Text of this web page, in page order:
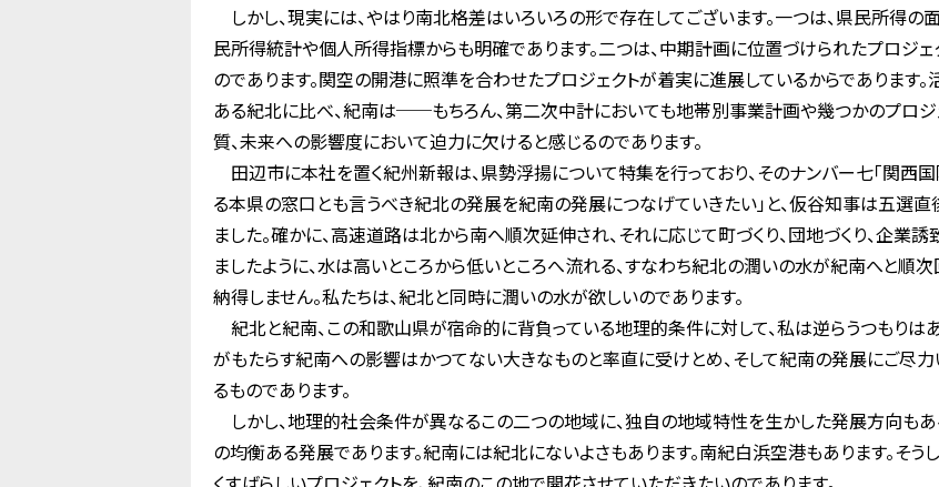
しかし、現実には、やはり南北格差はいろいろの形で存在してございます。一つは、県民所得
民所得統計や個人所得指標からも明確であります。二つは、中期計画に位置づけられたプロジ
のであります。関空の開港に照準を合わせたプロジェクトが着実に進展しているからであります
ある紀北に比べ、紀南は──もちろん、第二次中計においても地帯別事業計画や幾つかのプロジ
質、未来への影響度において迫力に欠けると感じるのであります。
田辺市に本社を置く紀州新報は、県勢浮揚について特集を行っており、そのナンバー七「関西
る本県の窓口とも言うべき紀北の発展を紀南の発展につなげていきたい」と、仮谷知事は五選
ました。確かに、高速道路は北から南へ順次延伸され、それに応じて町づくり、団地づくり、企業
ましたように、水は高いところから低いところへ流れる、すなわち紀北の潤いの水が紀南へと順
納得しません。私たちは、紀北と同時に潤いの水が欲しいのであります。
紀北と紀南、この和歌山県が宿命的に背負っている地理的条件に対して、私は逆らうつもりは
がもたらす紀南への影響はかつてない大きなものと率直に受けとめ、そして紀南の発展にご尽
るものであります。
しかし、地理的社会条件が異なるこの二つの地域に、独自の地域特性を生かした発展方向も
の均衡ある発展であります。紀南には紀北にないよさもあります。南紀白浜空港もあります。そ